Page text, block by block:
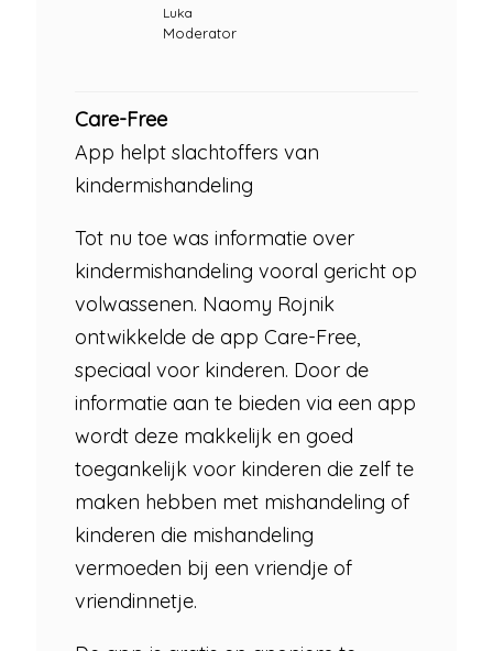
Luka
Moderator
Care-Free
App helpt slachtoffers van
kindermishandeling
Tot nu toe was informatie over
kindermishandeling vooral gericht op
volwassenen. Naomy Rojnik
ontwikkelde de app Care-Free,
speciaal voor kinderen. Door de
informatie aan te bieden via een app
wordt deze makkelijk en goed
toegankelijk voor kinderen die zelf te
maken hebben met mishandeling of
kinderen die mishandeling
vermoeden bij een vriendje of
vriendinnetje.